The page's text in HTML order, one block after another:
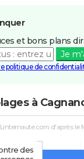
et bons plans
Je
politique de
à
d'après le
des